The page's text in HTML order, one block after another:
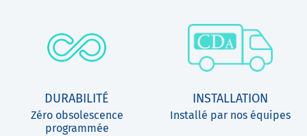
DURABILITÉ
Zéro obsolescence
programmée
INSTALLATION
Installé par nos équipes